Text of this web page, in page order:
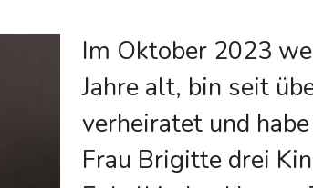
Im Oktober 2023
Jahre alt, bin seit
verheiratet und
Frau Brigitte drei